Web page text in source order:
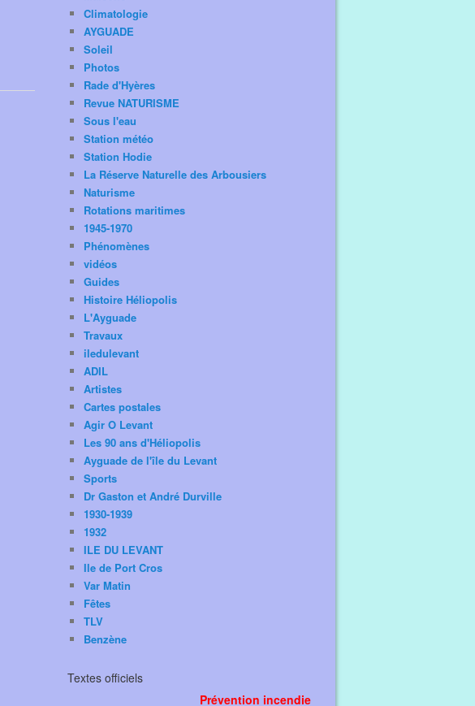
Climatologie
AYGUADE
Soleil
Photos
Rade d'Hyères
Revue NATURISME
Sous l'eau
Station météo
Station Hodie
La Réserve Naturelle des Arbousiers
Naturisme
Rotations maritimes
1945-1970
Phénomènes
vidéos
Guides
Histoire Héliopolis
L'Ayguade
Travaux
iledulevant
ADIL
Artistes
Cartes postales
Agir O Levant
Les 90 ans d'Héliopolis
Ayguade de l'île du Levant
Sports
Dr Gaston et André Durville
1930-1939
1932
ILE DU LEVANT
Ile de Port Cros
Var Matin
Fêtes
TLV
Benzène
Textes officiels
Prévention incendie